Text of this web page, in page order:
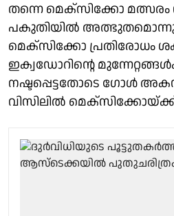
തന്നെ മെക്സിക്കോ മത്സരം
പകുതിയില്‍ അത്ഭുതമൊന്നും
മെക്സിക്കോ പ്രതിരോധം
ഇക്വഡോറിന്റെ
നഷ്ടപ്പെട്ടതോടെ ഗോള്‍
വിസിലില്‍ മെക്സിക്കോയ്ക്ക്